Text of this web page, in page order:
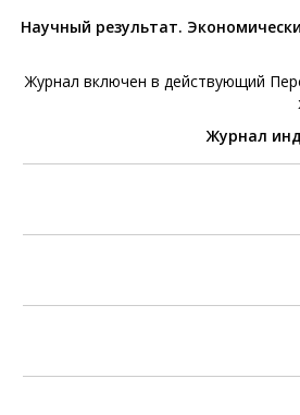
Научный результат.
Журнал включен в действующий
Журнал